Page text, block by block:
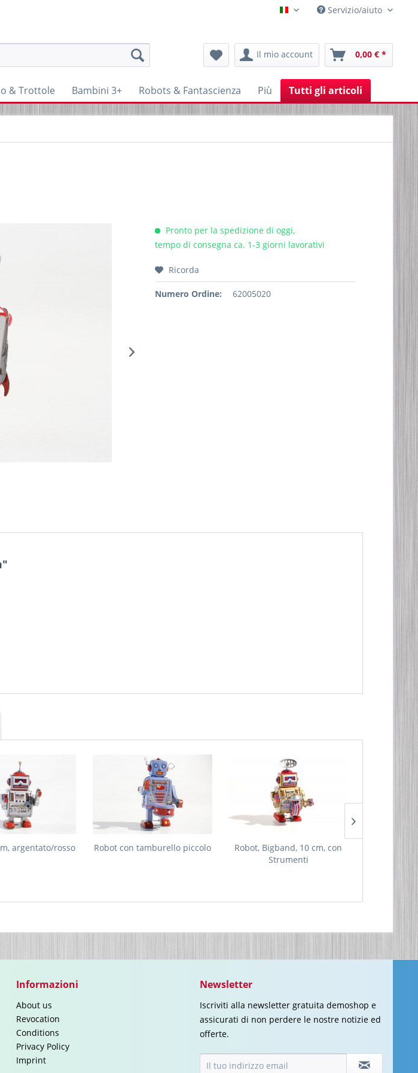
ItalienischServizio/aiuto
Il mio account 0,00 € *
& Trottole Bambini 3+ Robots & Fantascienza Più Tutti gli articoli
Pronto per la spedizione di oggi,
tempo di consegna ca. 1-3 giorni lavorativi
Ricorda
Numero Ordine: 62005020
argentato/rosso Robot con tamburello piccolo
Robot, Bigband, 10 cm, con
Strumenti
Informazioni
About us
Revocation
Conditions
Privacy Policy
Imprint
Newsletter
Iscriviti alla newsletter gratuita demoshop e
assicurati di non perdere le nostre notizie ed
offerte.